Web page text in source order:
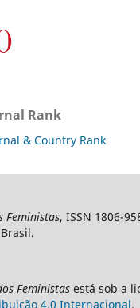
Rank
Feministas, ISSN 1806-
Feministasestá sob a
4.0 Internacional.